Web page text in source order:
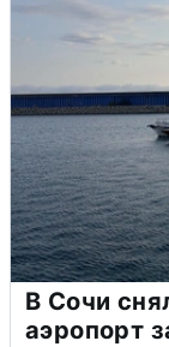
В Сочи
аэропорт